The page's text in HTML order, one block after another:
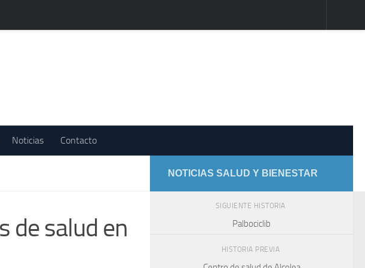
Noticias Contacto
de salud en
NOTICIAS SALUD Y BIENESTAR
SIGUIENTE HISTORIA
Palbociclib
HISTORIA PREVIA